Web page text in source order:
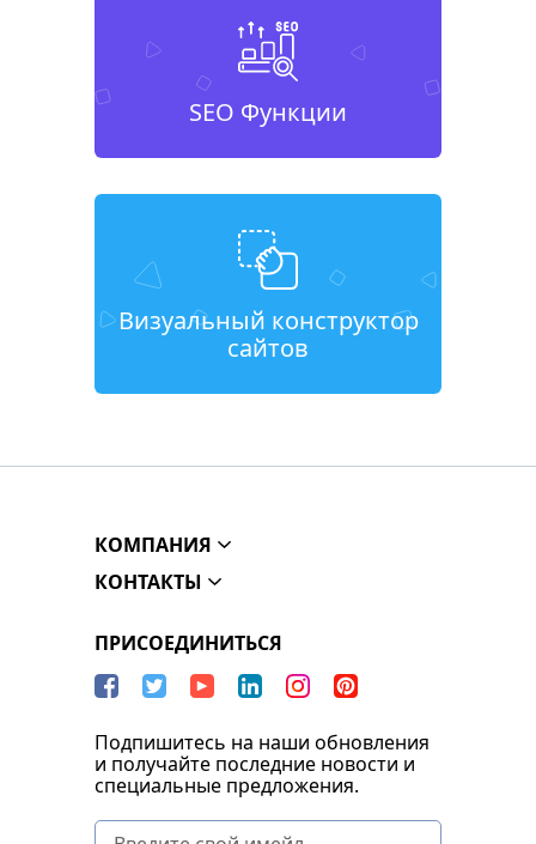
SEO Функции
Визуальный конструктор
сайтов
КОМПАНИЯ
КОНТАКТЫ
ПРИСОЕДИНИТЬСЯ
Подпишитесь на наши обновления
и получайте последние новости и
специальные предложения.